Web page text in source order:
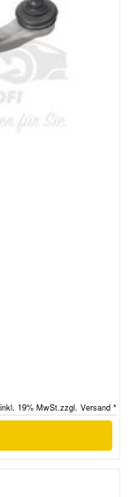
inkl. 19% MwSt.zzgl. Versand *